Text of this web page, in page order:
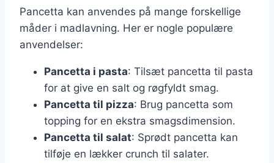
Pancetta kan anvendes på mange forskellige
måder i madlavning. Her er nogle populære
anvendelser:
Pancetta i pasta: Tilsæt pancetta til pasta
for at give en salt og røgfyldt smag.
Pancetta til pizza: Brug pancetta som
topping for en ekstra smagsdimension.
Pancetta til salat: Sprødt pancetta kan
tilføje en lækker crunch til salater.